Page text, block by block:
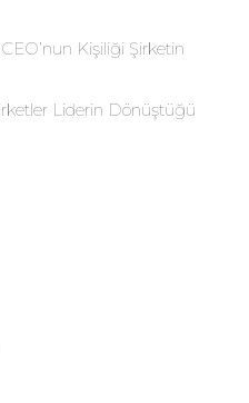
Kişiliği Şirketin
Liderin Dönüştüğü